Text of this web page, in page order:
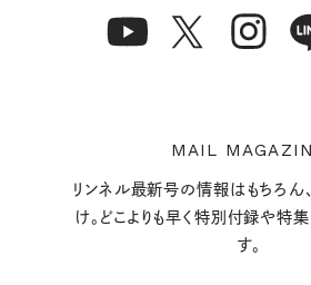
MAIL
リンネル最新号の情報はもちろん
け。どこよりも早く特別付録や特
す。